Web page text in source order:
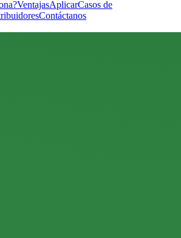
VentajasAplicarCasos de
Contáctanos